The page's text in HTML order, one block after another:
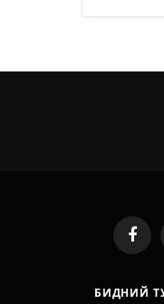
БИДНИЙ